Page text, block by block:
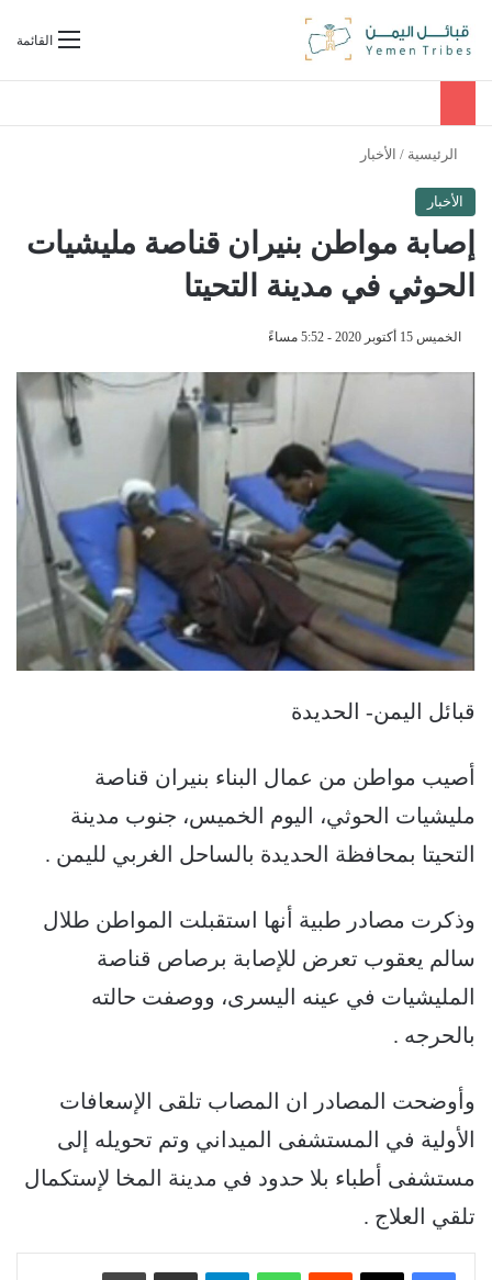
القائمةبحث عن
الرئيسية / الأخبار
الأخبار
إصابة مواطن بنيران قناصة مليشيات
الحوثي في مدينة التحيتا
الخميس 15 أكتوبر 2020 - 5:52 مساءً
قبائل اليمن- الحديدة
أصيب مواطن من عمال البناء بنيران قناصة
مليشيات الحوثي، اليوم الخميس، جنوب مدينة
التحيتا بمحافظة الحديدة بالساحل الغربي لليمن .
وذكرت مصادر طبية أنها استقبلت المواطن طلال
سالم يعقوب تعرض للإصابة برصاص قناصة
المليشيات في عينه اليسرى، ووصفت حالته
بالحرجه .
وأوضحت المصادر ان المصاب تلقى الإسعافات
الأولية في المستشفى الميداني وتم تحويله إلى
مستشفى أطباء بلا حدود في مدينة المخا لإستكمال
تلقي العلاج .
واتساب تيلقرام